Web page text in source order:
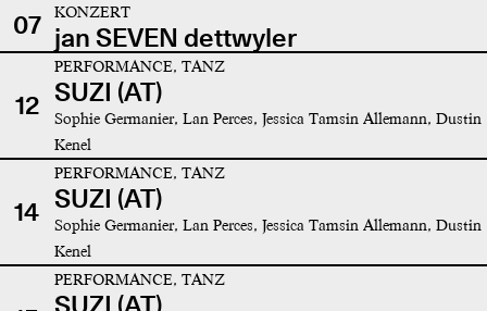
07
KONZERT
jan SEVEN dettwyler
12
PERFORMANCE, TANZ
SUZI (AT)
Sophie Germanier, Lan Perces, Jessica Tamsin Allemann, Dustin
Kenel
14
PERFORMANCE, TANZ
SUZI (AT)
Sophie Germanier, Lan Perces, Jessica Tamsin Allemann, Dustin
Kenel
PERFORMANCE, TANZ
SUZI (AT)